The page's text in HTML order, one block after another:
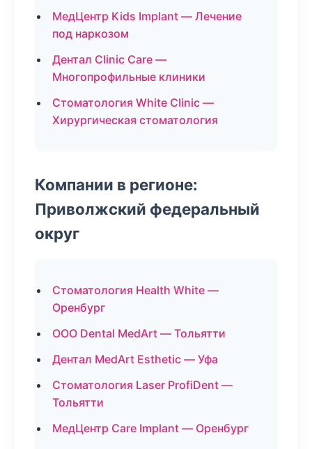
МедЦентр Kids Implant — Лечение
под наркозом
Дентал Clinic Care —
Многопрофильные клиники
Стоматология White Clinic —
Хирургическая стоматология
Компании в регионе:
Приволжский федеральный
округ
Стоматология Health White —
Оренбург
ООО Dental MedArt — Тольятти
Дентал MedArt Esthetic — Уфа
Стоматология Laser ProfiDent —
Тольятти
МедЦентр Care Implant — Оренбург